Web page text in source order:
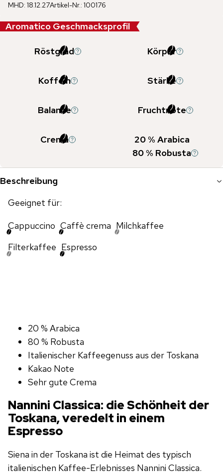
MHD: 18.12.27Artikel-Nr.: 100176
Aromatico Geschmacksprofil
Röstgrad Körper
Koffein Stärke
Balance Fruchtnote
Crema 20% Arabica
80% Robusta
Beschreibung
Geeignet für:
Cappuccino Caffè crema Milchkaffee
Filterkaffee Espresso
20 % Arabica
80 % Robusta
Italienischer Kaffeegenuss aus der Toskana
Kakao Note
Sehr gute Crema
Nannini Classica: die Schönheit der
Toskana, veredelt in einem
Espresso
Siena in der Toskana ist die Heimat des typisch
italienischen Kaffee-Erlebnisses Nannini Classica.